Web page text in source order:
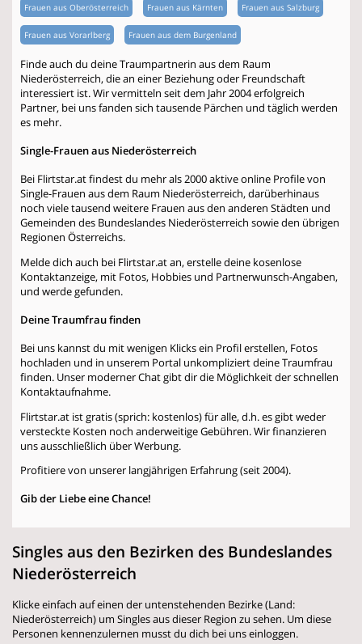
Frauen aus Oberösterreich Frauen aus Kärnten Frauen aus Salzburg
Frauen aus Vorarlberg Frauen aus dem Burgenland
Finde auch du deine Traumpartnerin aus dem Raum
Niederösterreich, die an einer Beziehung oder Freundschaft
interessiert ist. Wir vermitteln seit dem Jahr 2004 erfolgreich
Partner, bei uns fanden sich tausende Pärchen und täglich werden
es mehr.
Single-Frauen aus Niederösterreich
Bei Flirtstar.at findest du mehr als 2000 aktive online Profile von
Single-Frauen aus dem Raum Niederösterreich, darüberhinaus
noch viele tausend weitere Frauen aus den anderen Städten und
Gemeinden des Bundeslandes Niederösterreich sowie den übrigen
Regionen Österreichs.
Melde dich auch bei Flirtstar.at an, erstelle deine kosenlose
Kontaktanzeige, mit Fotos, Hobbies und Partnerwunsch-Angaben,
und werde gefunden.
Deine Traumfrau finden
Bei uns kannst du mit wenigen Klicks ein Profil erstellen, Fotos
hochladen und in unserem Portal unkompliziert deine Traumfrau
finden. Unser moderner Chat gibt dir die Möglichkeit der schnellen
Kontaktaufnahme.
Flirtstar.at ist gratis (sprich: kostenlos) für alle, d.h. es gibt weder
versteckte Kosten noch anderweitige Gebühren. Wir finanzieren
uns ausschließlich über Werbung.
Profitiere von unserer langjährigen Erfahrung (seit 2004).
Gib der Liebe eine Chance!
Singles aus den Bezirken des Bundeslandes
Niederösterreich
Klicke einfach auf einen der untenstehenden Bezirke (Land:
Niederösterreich) um Singles aus dieser Region zu sehen. Um diese
Personen kennenzulernen musst du dich bei uns einloggen.